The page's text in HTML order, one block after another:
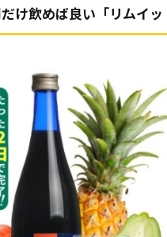
け飲めば良い「リムイ